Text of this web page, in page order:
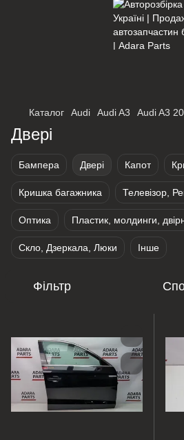
Оберіть мережу для переходу
Каталог Audi Audi A3 Audi A3
Двері
Бампера Двері Капот
Кришка багажника Телевізор,
Оптика Пластик, молдинги,
Скло, Дзеркала, Люки Інше
Фільтр